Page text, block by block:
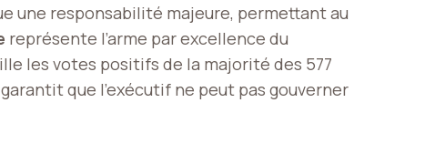
une responsabilité majeure, permettant au
représente l’arme par excellence du
les votes positifs de la majorité des 577
que l’exécutif ne peut pas gouverner